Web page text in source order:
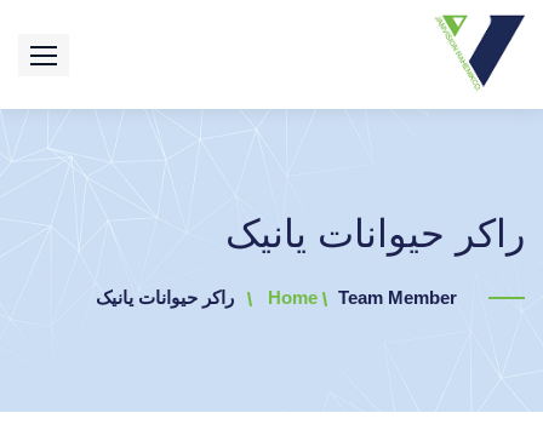
راکر حیوانات یانیک
Home Team Member راکر حیوانات یانیک